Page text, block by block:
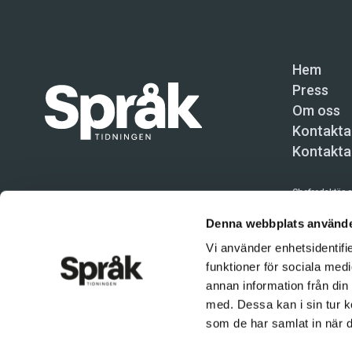
Denna webbplats
Vi använder
funktioner för sociala
annan information från
med. Dessa kan i sin tur
som de har samlat in när
Hem
Press
Om oss
Chefredaktör
Kundtjänst
Användning
tillåten.